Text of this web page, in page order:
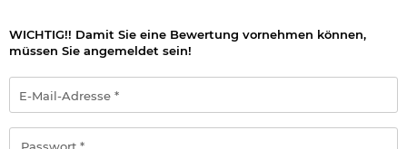
WICHTIG!! Damit Sie eine Bewertung vornehmen können,
müssen Sie angemeldet sein!
Mail-
Adresse
*